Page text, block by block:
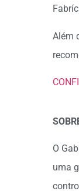
Além
O
uma